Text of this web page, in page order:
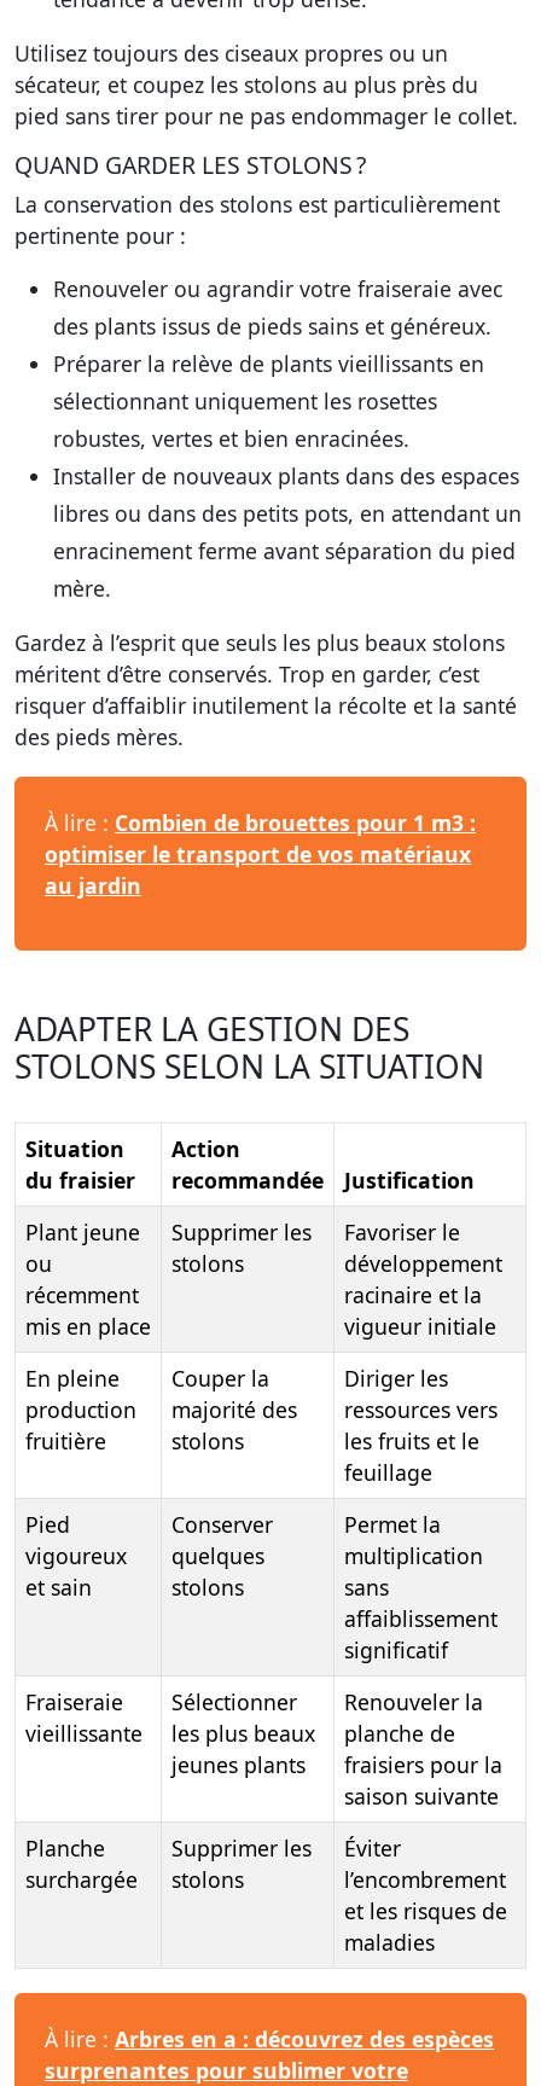
Utilisez toujours des ciseaux propres ou un
sécateur, et coupez les stolons au plus près du
pied sans tirer pour ne pas endommager le collet.
QUAND GARDER LES STOLONS ?
La conservation des stolons est particulièrement
pertinente pour :
Renouveler ou agrandir votre fraiseraie avec
des plants issus de pieds sains et généreux.
Préparer la relève de plants vieillissants en
sélectionnant uniquement les rosettes
robustes, vertes et bien enracinées.
Installer de nouveaux plants dans des espaces
libres ou dans des petits pots, en attendant un
enracinement ferme avant séparation du pied
mère.
Gardez à l’esprit que seuls les plus beaux stolons
méritent d’être conservés. Trop en garder, c’est
risquer d’affaiblir inutilement la récolte et la santé
des pieds mères.
À lire : Combien de brouettes pour 1 m3 :
optimiser le transport de vos matériaux
au jardin
ADAPTER LA GESTION DES
STOLONS SELON LA SITUATION
Situation
du fraisier
Action
recommandée
Justification
Plant jeune
ou
récemment
mis en place
Supprimer les
stolons
Favoriser le
développement
racinaire et la
vigueur initiale
En pleine
production
fruitière
Couper la
majorité des
stolons
Diriger les
ressources vers
les fruits et le
feuillage
Pied
vigoureux
et sain
Conserver
quelques
stolons
Permet la
multiplication
sans
affaiblissement
significatif
Fraiseraie
vieillissante
Sélectionner
les plus beaux
jeunes plants
Renouveler la
planche de
fraisiers pour la
saison suivante
Planche
surchargée
Supprimer les
stolons
Éviter
l’encombrement
et les risques de
maladies
À lire : Arbres en a : découvrez des espèces
surprenantes pour sublimer votre